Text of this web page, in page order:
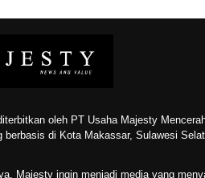
oleh PT Usaha Majesty
berbasis di Kota Makassar, Sulawesi
Majesty ingin menjadi media yang